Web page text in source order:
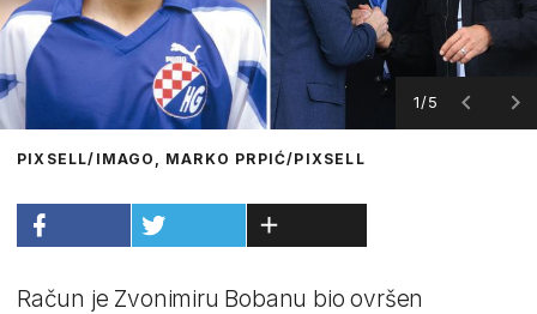
1/5
PIXSELL/IMAGO, MARKO PRPIĆ/PIXSELL
Račun je Zvonimiru Bobanu bio ovršen